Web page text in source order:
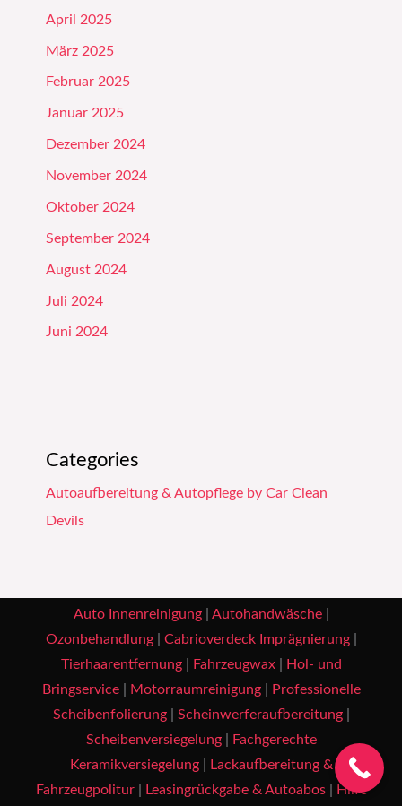
April 2025
März 2025
Februar 2025
Januar 2025
Dezember 2024
November 2024
Oktober 2024
September 2024
August 2024
Juli 2024
Juni 2024
Categories
Autoaufbereitung & Autopflege by Car Clean
Devils
Auto Innenreinigung| Autohandwäsche|
Ozonbehandlung| Cabrioverdeck Imprägnierung|
Tierhaarentfernung| Fahrzeugwax|
Hol- und
Bringservice| Motorraumreinigung|
Professionelle
Scheibenfolierung| Scheinwerferaufbereitung|
Scheibenversiegelung|
Fachgerechte
Keramikversiegelung|
Lackaufbereitung &
Fahrzeugpolitur| Leasingrückgabe & Autoabos| Hilfe